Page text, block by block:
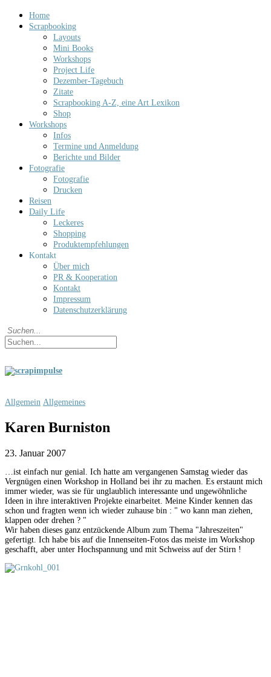
Home
Scrapbooking
Layouts
Mini Books
Workshops
Project Life
Dezember-Tagebuch
Zitate
Scrapbooking A-Z, eine Art Lexikon
Shop
Workshops
Infos
Termine und Anmeldung
Berichte und Bilder
Fotografie
Fotografie
Drucken
Reisen
Daily Life
Leckeres
Shopping
Produktempfehlungen
Kontakt
Über mich
PR & Kooperation
Kontakt
Impressum
Datenschutzerklärung
Allgemein Allgemeines
Karen Burniston
23. Januar 2007
…ist einfach nur genial. Ich hatte am vergangenen Samstag wieder das
Vergnügen einen Workshop in Holland bei ihr zu machen. Es erstaunt mich
immer wieder, was sie für unglaublich interessante und ungewöhnliche
Ideen in ihre interaktiven Projekte einarbeitet. Meine Kinder kennen das
schon und fragten wenn ich wieder zuhause bin : " wo kann man ziehen,
klappen oder drehen ? "
Wir haben dieses ganz entzückende Album zum Thema "Jahreszeiten"
gefertigt. Ich habe bis auf die Innenseiten-Fotos das meiste im Workshop
geschafft, aber unter Hochspannung und mit Schweiss auf der Stirn !